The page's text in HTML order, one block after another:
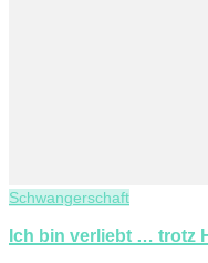
Schwangerschaft
Ich bin verliebt … trotz